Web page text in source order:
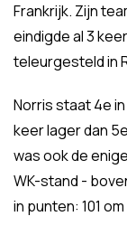
Frankrijk. Zijn
eindigde al 3
teleurgesteld in
Norris staat 4e
keer lager dan
was ook de
WK-stand -
in punten: 101